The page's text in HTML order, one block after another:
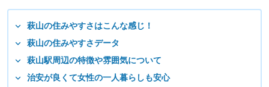
萩山の住みやすさはこんな感じ！
萩山の住みやすさデータ
萩山駅周辺の特徴や雰囲気について
治安が良くて女性の一人暮らしも安心